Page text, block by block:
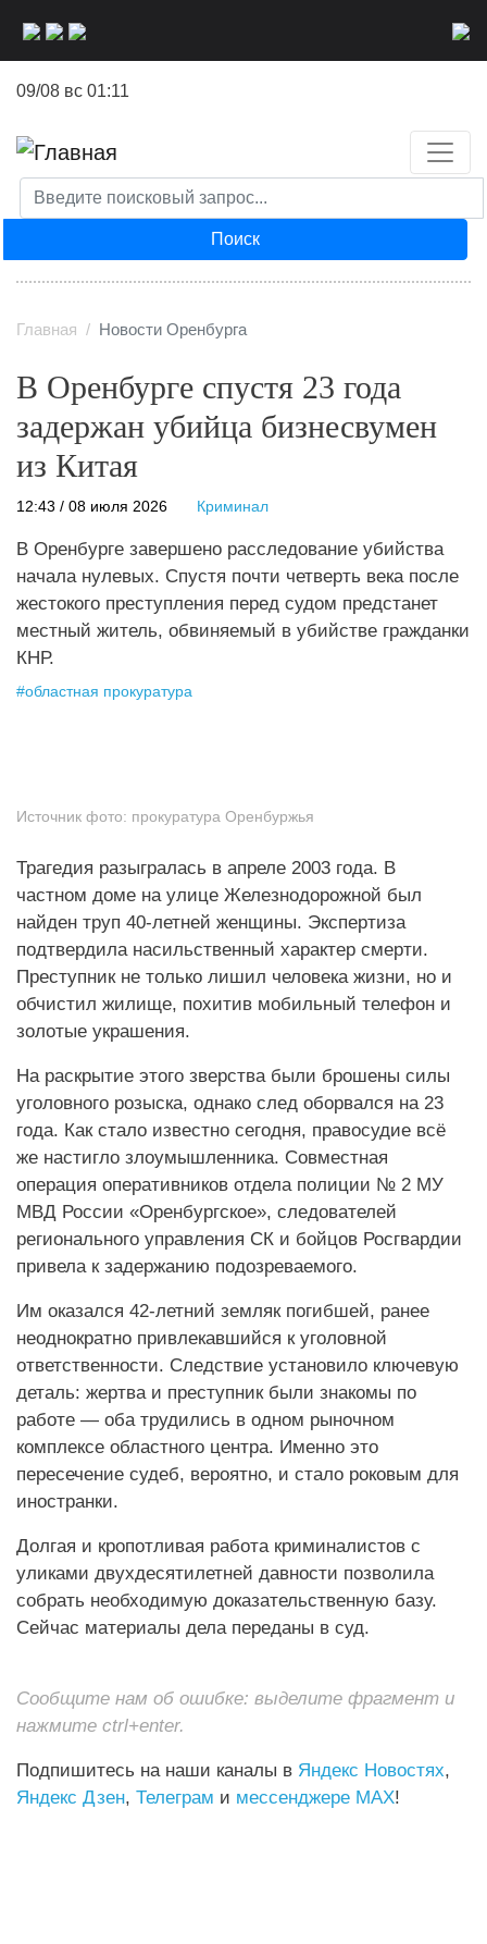
09/08 вс 01:11
Поиск
Главная Новости Оренбурга
В Оренбурге спустя 23 года
задержан убийца бизнесвумен
из Китая
12:43 / 08 июля 2026 Криминал
В Оренбурге завершено расследование убийства
начала нулевых. Спустя почти четверть века после
жестокого преступления перед судом предстанет
местный житель, обвиняемый в убийстве гражданки
КНР.
#областная прокуратура
Источник фото: прокуратура Оренбуржья
Трагедия разыгралась в апреле 2003 года. В
частном доме на улице Железнодорожной был
найден труп 40-летней женщины. Экспертиза
подтвердила насильственный характер смерти.
Преступник не только лишил человека жизни, но и
обчистил жилище, похитив мобильный телефон и
золотые украшения.
На раскрытие этого зверства были брошены силы
уголовного розыска, однако след оборвался на 23
года. Как стало известно сегодня, правосудие всё
же настигло злоумышленника. Совместная
операция оперативников отдела полиции № 2 МУ
МВД России «Оренбургское», следователей
регионального управления СК и бойцов Росгвардии
привела к задержанию подозреваемого.
Им оказался 42-летний земляк погибшей, ранее
неоднократно привлекавшийся к уголовной
ответственности. Следствие установило ключевую
деталь: жертва и преступник были знакомы по
работе — оба трудились в одном рыночном
комплексе областного центра. Именно это
пересечение судеб, вероятно, и стало роковым для
иностранки.
Долгая и кропотливая работа криминалистов с
уликами двухдесятилетней давности позволила
собрать необходимую доказательственную базу.
Сейчас материалы дела переданы в суд.
Сообщите нам об ошибке: выделите фрагмент и
нажмите ctrl+enter.
Подпишитесь на наши каналы в Яндекс Новостях,
Яндекс Дзен, Телеграм и мессенджере MAX!